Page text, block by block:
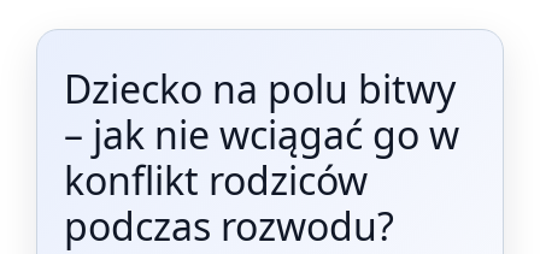
Dziecko na polu bitwy
– jak nie wciągać go w
konflikt rodziców
podczas rozwodu?